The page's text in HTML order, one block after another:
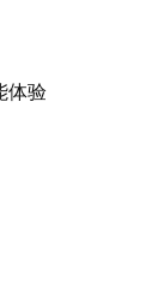
体验